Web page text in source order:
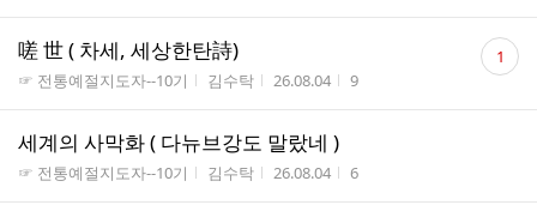
嗟 世 ( 차세, 세상한탄詩)
게시판명
☞ 전통예절지도자--10기 작성자
김수탁 작성시간
26.08.04 조회수
9
댓
글 1
세계의 사막화 ( 다뉴브강도 말랐네 )
게시판명
☞ 전통예절지도자--10기 작성자
김수탁 작성시간
26.08.04 조회수
6